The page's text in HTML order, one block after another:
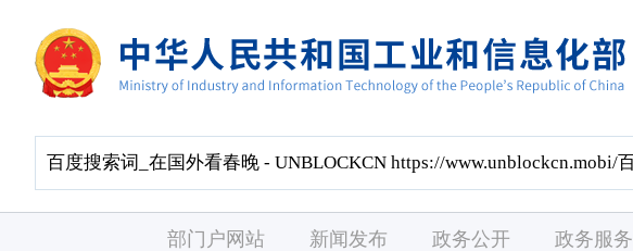
部门户网站 新闻发布 政务公开 政务服务